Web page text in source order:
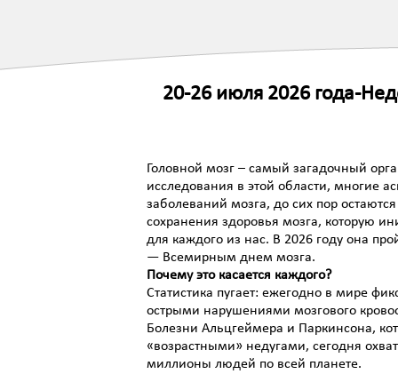
20-26 июля 2026 года-
Головной мозг – самый загадочный
исследования в этой области, многие
заболеваний мозга, до сих пор
сохранения здоровья мозга, которую
для каждого из нас. В 2026 году она
— Всемирным днем мозга.
Почему это касается каждого?
Статистика пугает: ежегодно в мире
острыми нарушениями мозгового
Болезни Альцгеймера и Паркинсона,
«возрастными» недугами, сегодня
миллионы людей по всей планете.